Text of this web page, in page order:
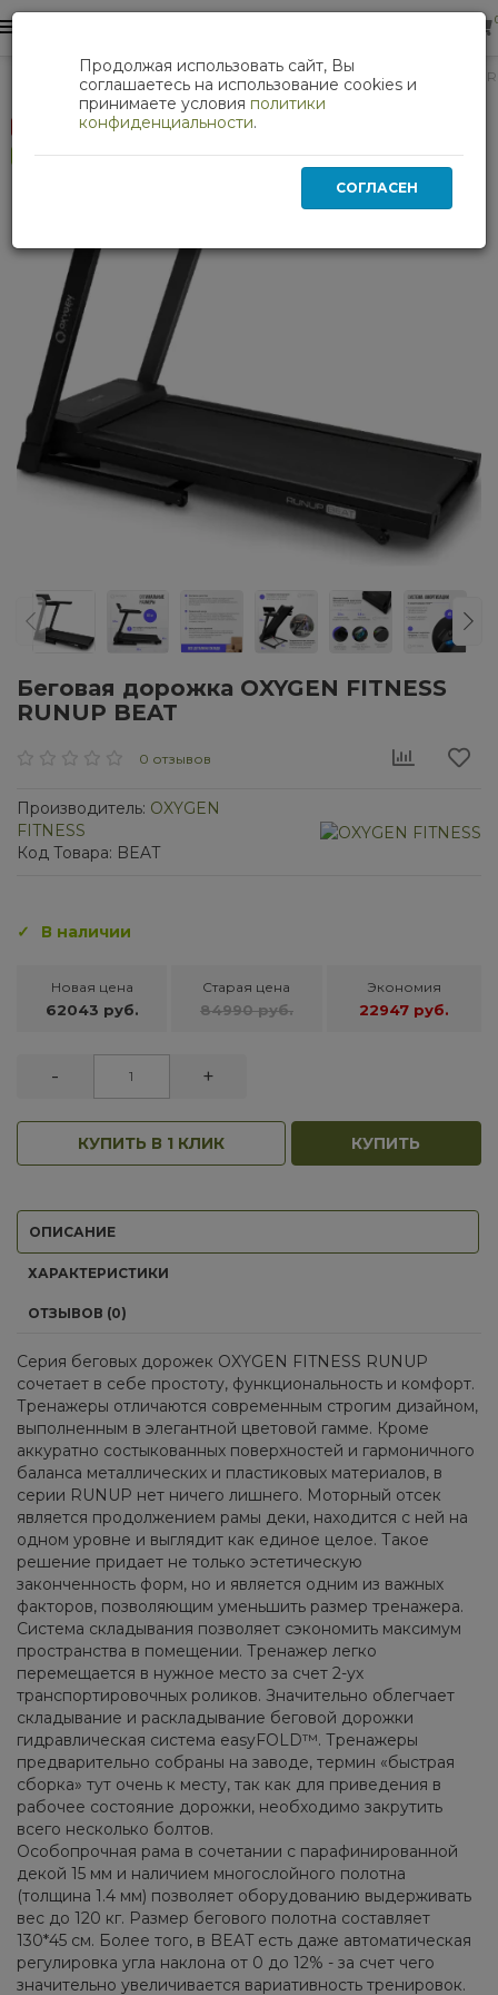
Кардиотренажеры Беговая дорожка OXYGEN FITNESS
Скидка 27 %
Хит
Беговая дорожка OXYGEN FITNESS
RUNUP BEAT
0 отзывов
Производитель: OXYGEN
FITNESS
Код Товара: BEAT
В наличии
Новая цена
62043 руб.
Старая цена
84990 руб.
Экономия
22947 руб.
- +
КУПИТЬ В 1 КЛИК КУПИТЬ
ОПИСАНИЕ
ХАРАКТЕРИСТИКИ
ОТЗЫВОВ (0)
Серия беговых дорожек OXYGEN FITNESS RUNUP
сочетает в себе простоту, функциональность и комфорт.
Тренажеры отличаются современным строгим дизайном,
выполненным в элегантной цветовой гамме. Кроме
аккуратно состыкованных поверхностей и гармоничного
баланса металлических и пластиковых материалов, в
серии RUNUP нет ничего лишнего. Моторный отсек
является продолжением рамы деки, находится с ней на
одном уровне и выглядит как единое целое. Такое
решение придает не только эстетическую
законченность форм, но и является одним из важных
факторов, позволяющим уменьшить размер тренажера.
Система складывания позволяет сэкономить максимум
пространства в помещении. Тренажер легко
перемещается в нужное место за счет 2-ух
транспортировочных роликов. Значительно облегчает
складывание и раскладывание беговой дорожки
гидравлическая система easyFOLD™. Тренажеры
предварительно собраны на заводе, термин «быстрая
сборка» тут очень к месту, так как для приведения в
рабочее состояние дорожки, необходимо закрутить
всего несколько болтов.
Особопрочная рама в сочетании с парафинированной
декой 15 мм и наличием многослойного полотна
(толщина 1.4 мм) позволяет оборудованию выдерживать
вес до 120 кг. Размер бегового полотна составляет
130*45 см. Более того, в BEAT есть даже автоматическая
регулировка угла наклона от 0 до 12% - за счет чего
значительно увеличивается вариативность тренировок.
Продолжая использовать сайт, Вы
соглашаетесь на использование cookies и
принимаете условия политики
конфиденциальности.
СОГЛАСЕН